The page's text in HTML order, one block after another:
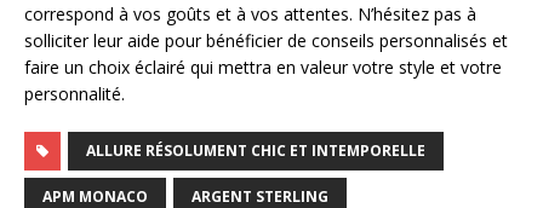
correspond à vos goûts et à vos attentes. N’hésitez pas à
solliciter leur aide pour bénéficier de conseils personnalisés et
faire un choix éclairé qui mettra en valeur votre style et votre
personnalité.
ALLURE RÉSOLUMENT CHIC ET INTEMPORELLE
APM MONACO ARGENT STERLING